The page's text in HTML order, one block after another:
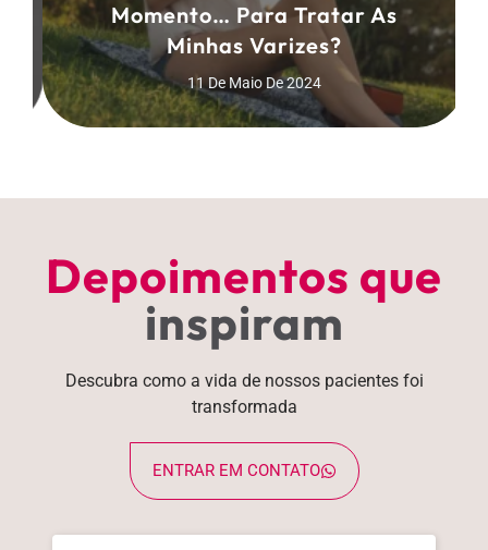
Momento… Para Tratar As
Minhas Varizes?
11 De Maio De 2024
Depoimentos que
inspiram
Descubra como a vida de nossos pacientes foi
transformada
ENTRAR EM CONTATO